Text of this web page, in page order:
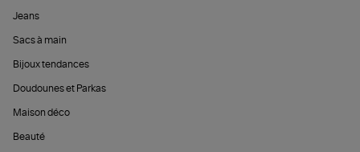
Jeans
Sacs à main
Bijoux tendances
Doudounes et Parkas
Maison déco
Beauté